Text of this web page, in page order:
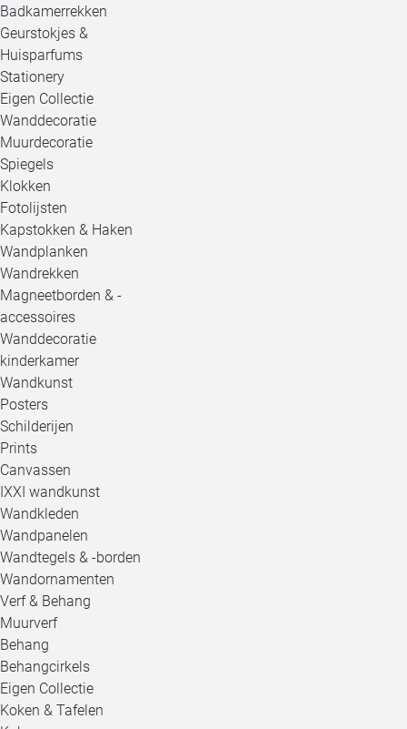
Badkamerrekken
Geurstokjes &
Huisparfums
Stationery
Eigen Collectie
Wanddecoratie
Muurdecoratie
Spiegels
Klokken
Fotolijsten
Kapstokken & Haken
Wandplanken
Wandrekken
Magneetborden & -
accessoires
Wanddecoratie
kinderkamer
Wandkunst
Posters
Schilderijen
Prints
Canvassen
IXXI wandkunst
Wandkleden
Wandpanelen
Wandtegels & -borden
Wandornamenten
Verf & Behang
Muurverf
Behang
Behangcirkels
Eigen Collectie
Koken & Tafelen